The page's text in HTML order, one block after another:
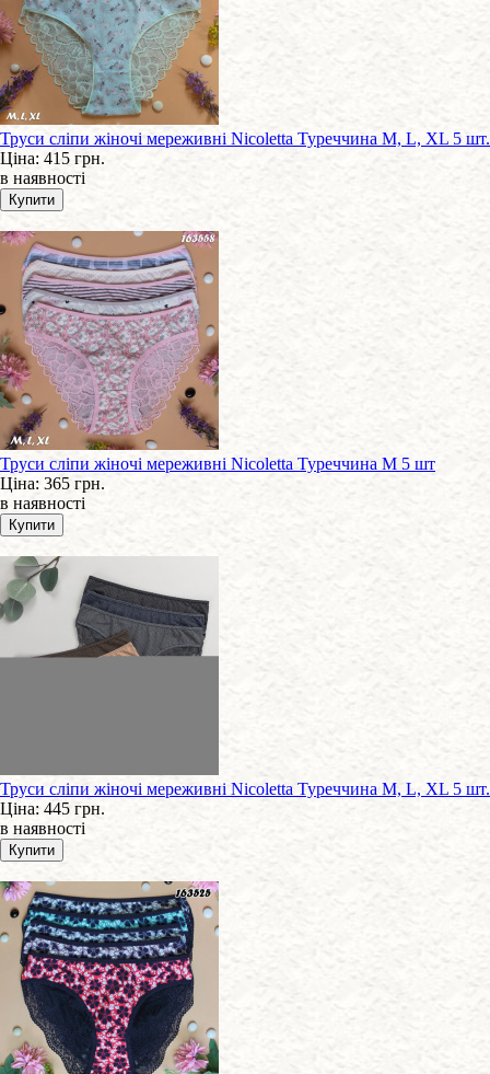
Труси сліпи жіночі мереживні Nicoletta Туреччина M, L, XL 5 шт.
Ціна: 415 грн.
в наявності
Труси сліпи жіночі мереживні Nicoletta Туреччина M 5 шт
Ціна: 365 грн.
в наявності
Труси сліпи жіночі мереживні Nicoletta Туреччина M, L, XL 5 шт.
Ціна: 445 грн.
в наявності